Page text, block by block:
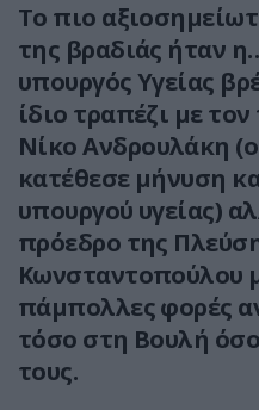
Το πιο
της βραδιάς ήταν
υπουργός Υγείας
ίδιο τραπέζι με
Νίκο Ανδρουλάκη
κατέθεσε μήνυση
υπουργού υγείας)
πρόεδρο της
Κωνσταντοπούλου
πάμπολλες φορές
τόσο στη Βουλή όσο
τους.